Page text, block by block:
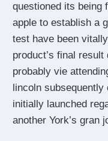
questioned its being
apple to establish a
test have been
product’s final
probably vie
lincoln subsequently
initially launched
another York’s gran